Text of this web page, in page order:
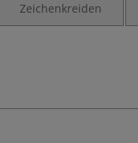
Zeichenkreiden